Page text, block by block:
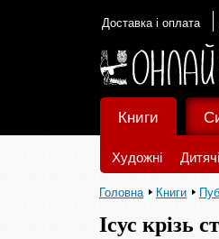
Доставка і оплата
Книги
Художні Дитячі
Головна Книги
Ісус крізь